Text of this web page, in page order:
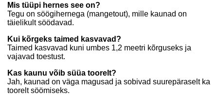
Mis tüüpi hernes see on?
Tegu on söögihernega (mangetout), mille kaunad on
täielikult söödavad.
Kui kõrgeks taimed kasvavad?
Taimed kasvavad kuni umbes 1,2 meetri kõrguseks ja
vajavad toestust.
Kas kaunu võib süüa toorelt?
Jah, kaunad on väga magusad ja sobivad suurepäraselt ka
toorelt söömiseks.